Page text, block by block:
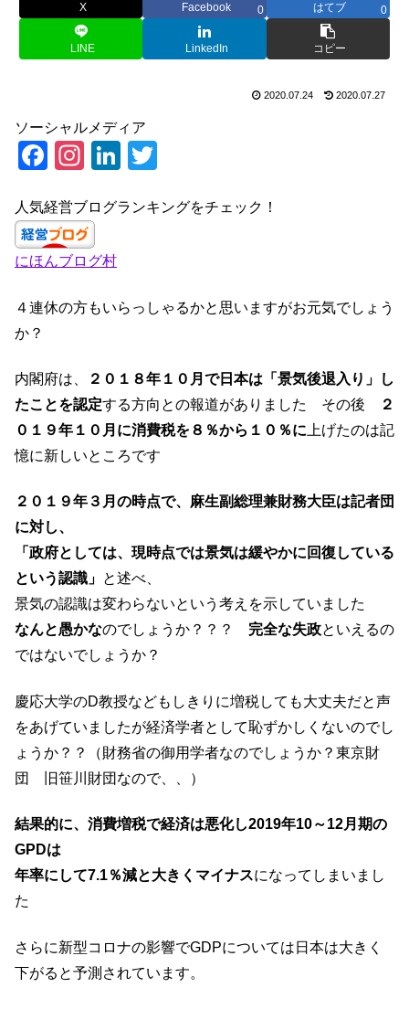
X Facebook 0 はてブ 0
LINE LinkedIn コピー
2020.07.24 2020.07.27
ソーシャルメディア
F
c
e
b
o
In
a
gr
a
m
Li
k
n
tt
人気経営ブログランキングをチェック！
にほんブログ村
４連休の方もいらっしゃるかと思いますがお元気でしょう
か？
内閣府は、
２０１８年１０月で日本は「景気後退入り」し
たことを認定する方向との報道がありました その後
２
０１９年１０月に消費税を８％から１０％に 上げたのは記
憶に新しいところです
２０１９年３月の時点で、麻生副総理兼財務大臣は記者団
に対し、
「政府としては、現時点では景気は緩やかに回復している
という認識」 と述べ、
景気の認識は変わらないという考えを示していました
なんと愚かなのでしょうか？？？ 完全な失政といえるの
ではないでしょうか？
慶応大学のD教授などもしきりに増税しても大丈夫だと声
をあげていましたが経済学者として恥ずかしくないのでし
ょうか？？（財務省の御用学者なのでしょうか？東京財
団 旧笹川財団なので、、）
結果的に、消費増税で経済は悪化し2019年10～12月期の
GPDは
年率にして7.1％減と大きくマイナスになってしまいまし
た
さらに新型コロナの影響でGDPについては日本は大きく
下がると予測されています。